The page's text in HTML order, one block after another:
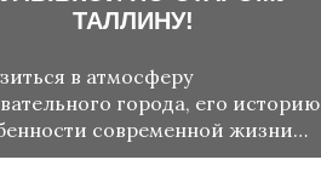
ТАЛЛИНУ!
в атмосферу
города, его историю
современной жизни